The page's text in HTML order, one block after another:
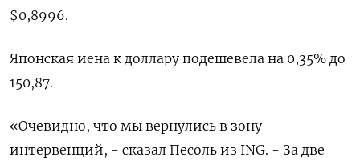
$0,8996​.
Японская иена к доллару подешевела на 0,35%​ до
150,87.
«Очевидно, что мы вернулись в зону
интервенций, - сказал Песоль из ING. - За две